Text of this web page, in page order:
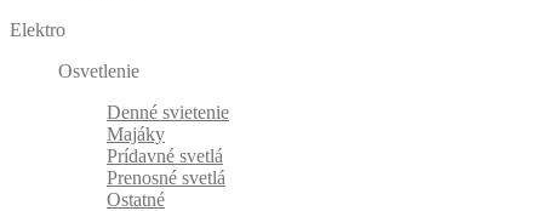
Elektro
Osvetlenie
Denné svietenie
Majáky
Prídavné svetlá
Prenosné svetlá
Ostatné